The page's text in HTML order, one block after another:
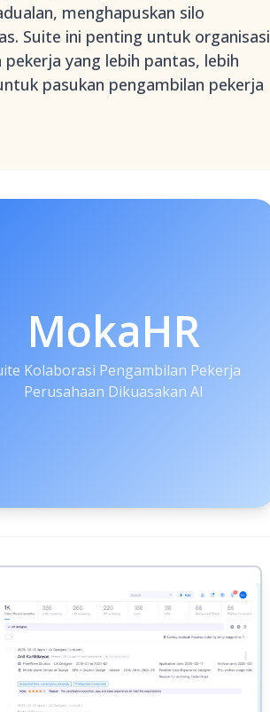
menghapuskan silo
Suite ini penting untuk organisasi
yang lebih pantas, lebih
pasukan pengambilan pekerja
MokaHR
Kolaborasi Pengambilan Pekerja
Perusahaan Dikuasakan AI